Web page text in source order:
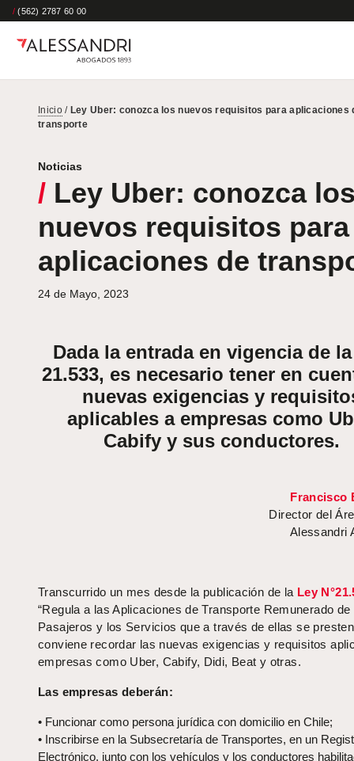
/ (562) 2787 60 00
Inicio/ Ley Uber: conozca los nuevos requisitos para aplicaciones
transporte
Noticias
/ Ley Uber: conozca
nuevos requisitos para
aplicaciones de
24 de Mayo, 2023
Dada la entrada en vigenciade la
21.533, es necesario tener en
nuevas exigencias y
aplicables a empresas como
Cabifyy sus conductores.
Francisco
Director delÁ
Alessandri
Transcurrido un mes desde la publicación de la Ley N°
“Regula a las Aplicaciones de Transporte Remunerado de
Pasajeros y los Servicios que a través de ellas se
conviene recordar las nuevas exigencias y requisitos
empresas como Uber, Cabify, Didi, Beat y otras.
Las empresas deberán:
• Funcionar como persona jurídica con domicilio en Chile;
• Inscribirse en la Subsecretaría de Transportes, en un
Electrónico, junto con los vehículos y los conductores